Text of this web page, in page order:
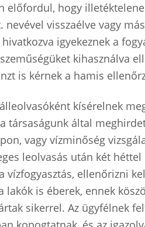
előfordul, hogy
nevével visszaélve vagy
igyekeznek a
kihasználva
is kérnek a hamis
kísérelnek
társaságunk által
vagy vízminőség
leolvasás után két héttel
vízfogyasztás, ellenőrizni
lakók is éberek, ennek
sikerrel. Az ügyfélnek